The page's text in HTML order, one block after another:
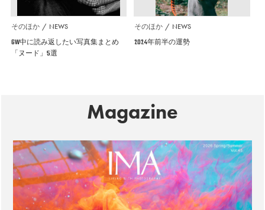
そのほか NEWS
GW中に読み返したい写真集まとめ
「ヌード」5選
そのほか NEWS
2024年前半の運勢
Magazine